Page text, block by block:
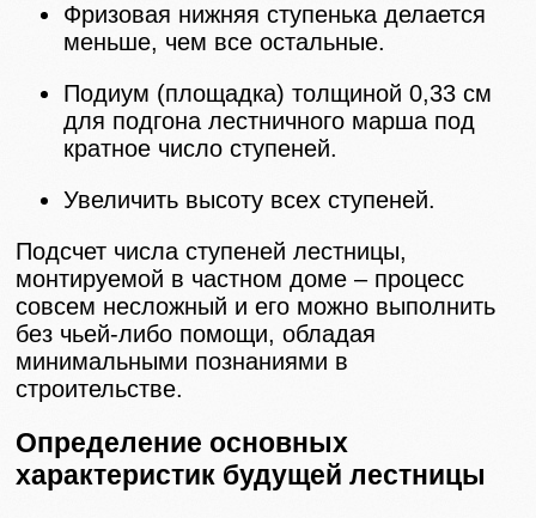
Фризовая нижняя ступенька делается
меньше, чем все остальные.
Подиум (площадка) толщиной 0,33 см
для подгона лестничного марша под
кратное число ступеней.
Увеличить высоту всех ступеней.
Подсчет числа ступеней лестницы,
монтируемой в частном доме – процесс
совсем несложный и его можно выполнить
без чьей-либо помощи, обладая
минимальными познаниями в
строительстве.
Определение основных
характеристик будущей лестницы